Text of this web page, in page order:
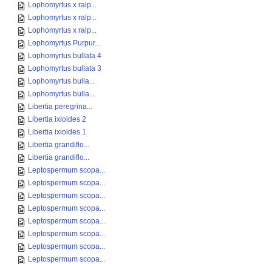
Lophomyrtus x ralp...
Lophomyrtus x ralp...
Lophomyrtus x ralp...
Lophomyrtus Purpur...
Lophomyrtus bullata 4
Lophomyrtus bullata 3
Lophomyrtus bulla...
Lophomyrtus bulla...
Libertia peregrina...
Libertia ixioides 2
Libertia ixioides 1
Libertia grandiflo...
Libertia grandiflo...
Leptospermum scopa...
Leptospermum scopa...
Leptospermum scopa...
Leptospermum scopa...
Leptospermum scopa...
Leptospermum scopa...
Leptospermum scopa...
Leptospermum scopa...